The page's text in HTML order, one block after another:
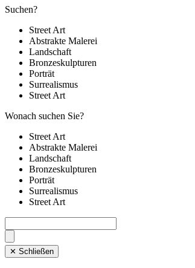
Suchen?
Street Art
Abstrakte Malerei
Landschaft
Bronzeskulpturen
Porträt
Surrealismus
Street Art
Wonach suchen Sie?
Street Art
Abstrakte Malerei
Landschaft
Bronzeskulpturen
Porträt
Surrealismus
Street Art
✕ Schließen